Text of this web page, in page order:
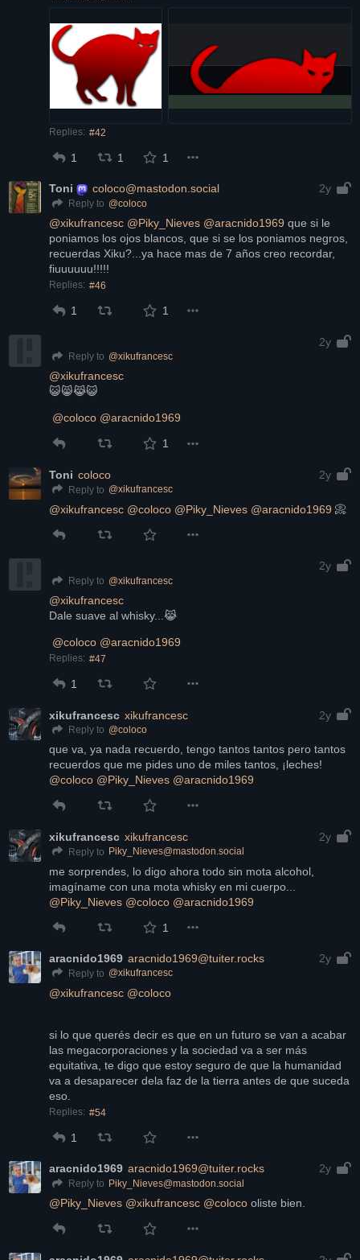
Replies: #42
1 1 1
Toni coloco@mastodon.social 2y
Reply to @coloco
@xikufrancesc @Piky_Nieves @aracnido1969 que si le
poniamos los ojos blancos, que si se los poniamos negros,
recuerdas Xiku?...ya hace mas de 7 años creo recordar,
fiuuuuuu!!!!!
Replies: #46
1 1
2y
Reply to @xikufrancesc
@xikufrancesc
😺😸😹😺
@coloco @aracnido1969
1
Toni coloco 2y
Reply to @xikufrancesc
@xikufrancesc @coloco @Piky_Nieves @aracnido1969 📀
2y
Reply to @xikufrancesc
@xikufrancesc
Dale suave al whisky...😹
@coloco @aracnido1969
Replies: #47
1
xikufrancesc xikufrancesc 2y
Reply to @coloco
que va, ya nada recuerdo, tengo tantos tantos pero tantos
recuerdos que me pides uno de miles tantos, ¡leches!
@coloco @Piky_Nieves @aracnido1969
xikufrancesc xikufrancesc 2y
Reply to Piky_Nieves@mastodon.social
me sorprendes, lo digo ahora todo sin mota alcohol,
imagíname con una mota whisky en mi cuerpo...
@Piky_Nieves @coloco @aracnido1969
1
aracnido1969 aracnido1969@tuiter.rocks 2y
Reply to @xikufrancesc
@xikufrancesc @coloco
si lo que querés decir es que en un futuro se van a acabar
las megacorporaciones y la sociedad va a ser más
equitativa, te digo que estoy seguro de que la humanidad
va a desaparecer dela faz de la tierra antes de que suceda
eso.
Replies: #54
1
aracnido1969 aracnido1969@tuiter.rocks 2y
Reply to Piky_Nieves@mastodon.social
@Piky_Nieves @xikufrancesc @coloco oliste bien.